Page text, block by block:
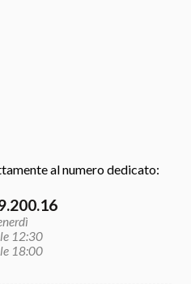
al numero dedicato:
12:30
18:00